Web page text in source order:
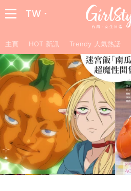
TW
主頁 HOT 新訊 Trendy 人氣熱話